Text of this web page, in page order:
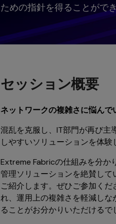
ための指針を得ることがで
セッション概要
ネットワークの複雑さに悩んで
混乱を克服し、IT部門が再び主
しやすいソリューションを体験
Extreme Fabricの仕組みを分か
管理ソリューションを絶賛し
ご紹介します。ぜひご参加く
れ、運用上の複雑さを軽減し
ることがお分かりいただけるで